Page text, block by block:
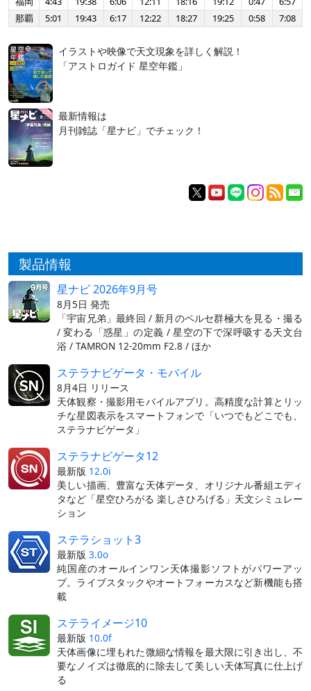
那覇
5:01 19:43 6:17 12:22 18:27 19:25 0:58 7:08
イラストや映像で天文現象を詳しく解説！
「アストロガイド 星空年鑑」
最新情報は
月刊雑誌「星ナビ」でチェック！
製品情報
星ナビ 2026年9月号
8月5日 発売
「宇宙兄弟」最終回 / 新月のペルセ群極大を見る・撮る
/ 変わる「惑星」の定義 / 星空の下で深呼吸する天文台
浴 / TAMRON 12-20mm F2.8 / ほか
ステラナビゲータ・モバイル
8月4日 リリース
天体観察・撮影用モバイルアプリ。高精度な計算とリッ
チな星図表示をスマートフォンで「いつでもどこでも、
ステラナビゲータ」
ステラナビゲータ12
最新版 12.0i
美しい描画、豊富な天体データ、オリジナル番組エディ
タなど「星空ひろがる 楽しさひろげる」天文シミュレー
ション
ステラショット3
最新版 3.0o
純国産のオールインワン天体撮影ソフトがパワーアッ
プ。ライブスタックやオートフォーカスなど新機能も搭
載
ステライメージ10
最新版 10.0f
天体画像に埋もれた微細な情報を最大限に引き出し、不
要なノイズは徹底的に除去して美しい天体写真に仕上げ
る